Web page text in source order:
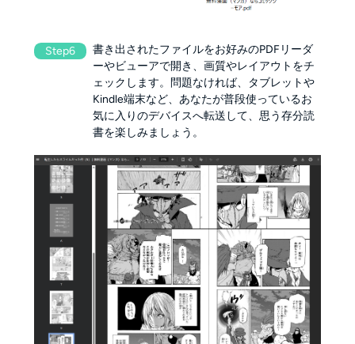
Step6
書き出されたファイルをお好みのPDFリーダ
ーやビューアで開き、画質やレイアウトをチ
ェックします。問題なければ、タブレットや
Kindle端末など、あなたが普段使っているお
気に入りのデバイスへ転送して、思う存分読
書を楽しみましょう。